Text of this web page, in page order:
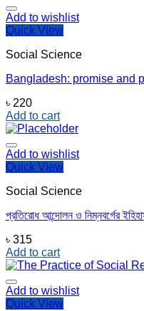
Add to wishlist
Quick View
Social Science
Bangladesh: promise and
৳ 220
Add to cart
Add to wishlist
Quick View
Social Science
প্রতিরোধ আন্দোলন ও নিম্নবর্গের
৳ 315
Add to cart
Add to wishlist
Quick View